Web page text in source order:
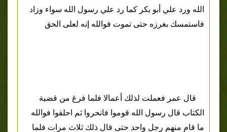
الله ورد علي أبو بكر كما رد علي رسول الله سواء وزاد
فاستمسك بغرزه حتى تموت فوالله إنه لعلى الحق
قال عمر فعملت لذلك أعمالا فلما فرغ من قضية
الكتاب قال رسول الله قوموا فانحروا ثم احلقوا فوالله
ما قام منهم رجل واحد حتى قال ذلك ثلاث مرات فلما